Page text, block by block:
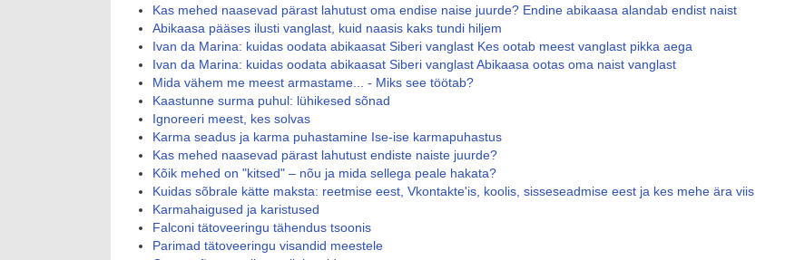
Kas mehed naasevad pärast lahutust oma endise naise juurde? Endine abikaasa alandab endist naist
Abikaasa pääses ilusti vanglast, kuid naasis kaks tundi hiljem
Ivan da Marina: kuidas oodata abikaasat Siberi vanglast Kes ootab meest vanglast pikka aega
Ivan da Marina: kuidas oodata abikaasat Siberi vanglast Abikaasa ootas oma naist vanglast
Mida vähem me meest armastame... - Miks see töötab?
Kaastunne surma puhul: lühikesed sõnad
Ignoreeri meest, kes solvas
Karma seadus ja karma puhastamine Ise-ise karmapuhastus
Kas mehed naasevad pärast lahutust endiste naiste juurde?
Kõik mehed on "kitsed" – nõu ja mida sellega peale hakata?
Kuidas sõbrale kätte maksta: reetmise eest, Vkontakte'is, koolis, sisseseadmise eest ja kes mehe ära viis
Karmahaigused ja karistused
Falconi tätoveeringu tähendus tsoonis
Parimad tätoveeringu visandid meestele